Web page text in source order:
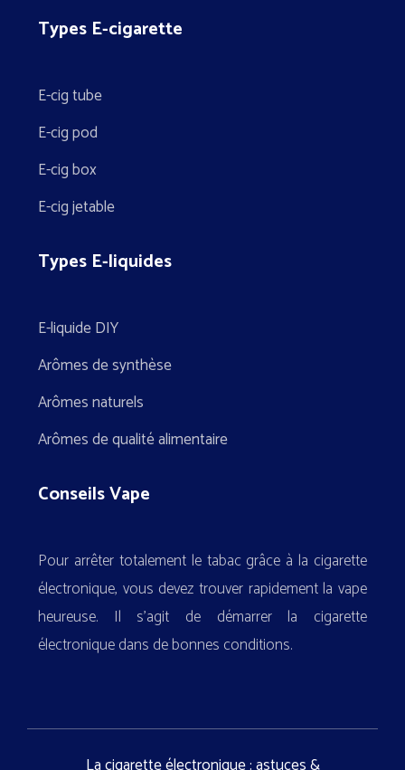
Types E-cigarette
E-cig tube
E-cig pod
E-cig box
E-cig jetable
Types E-liquides
E-liquide DIY
Arômes de synthèse
Arômes naturels
Arômes de qualité alimentaire
Conseils Vape
Pour arrêter totalement le tabac grâce à la cigarette
électronique, vous devez trouver rapidement la vape
heureuse. Il s’agit de démarrer la cigarette
électronique dans de bonnes conditions.